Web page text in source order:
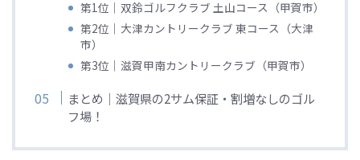
第1位｜双鈴ゴルフクラブ 土山コース（甲賀市）
第2位｜大津カントリークラブ 東コース（大津
市）
第3位｜滋賀甲南カントリークラブ（甲賀市）
まとめ｜滋賀県の2サム保証・割増なしのゴル
フ場！